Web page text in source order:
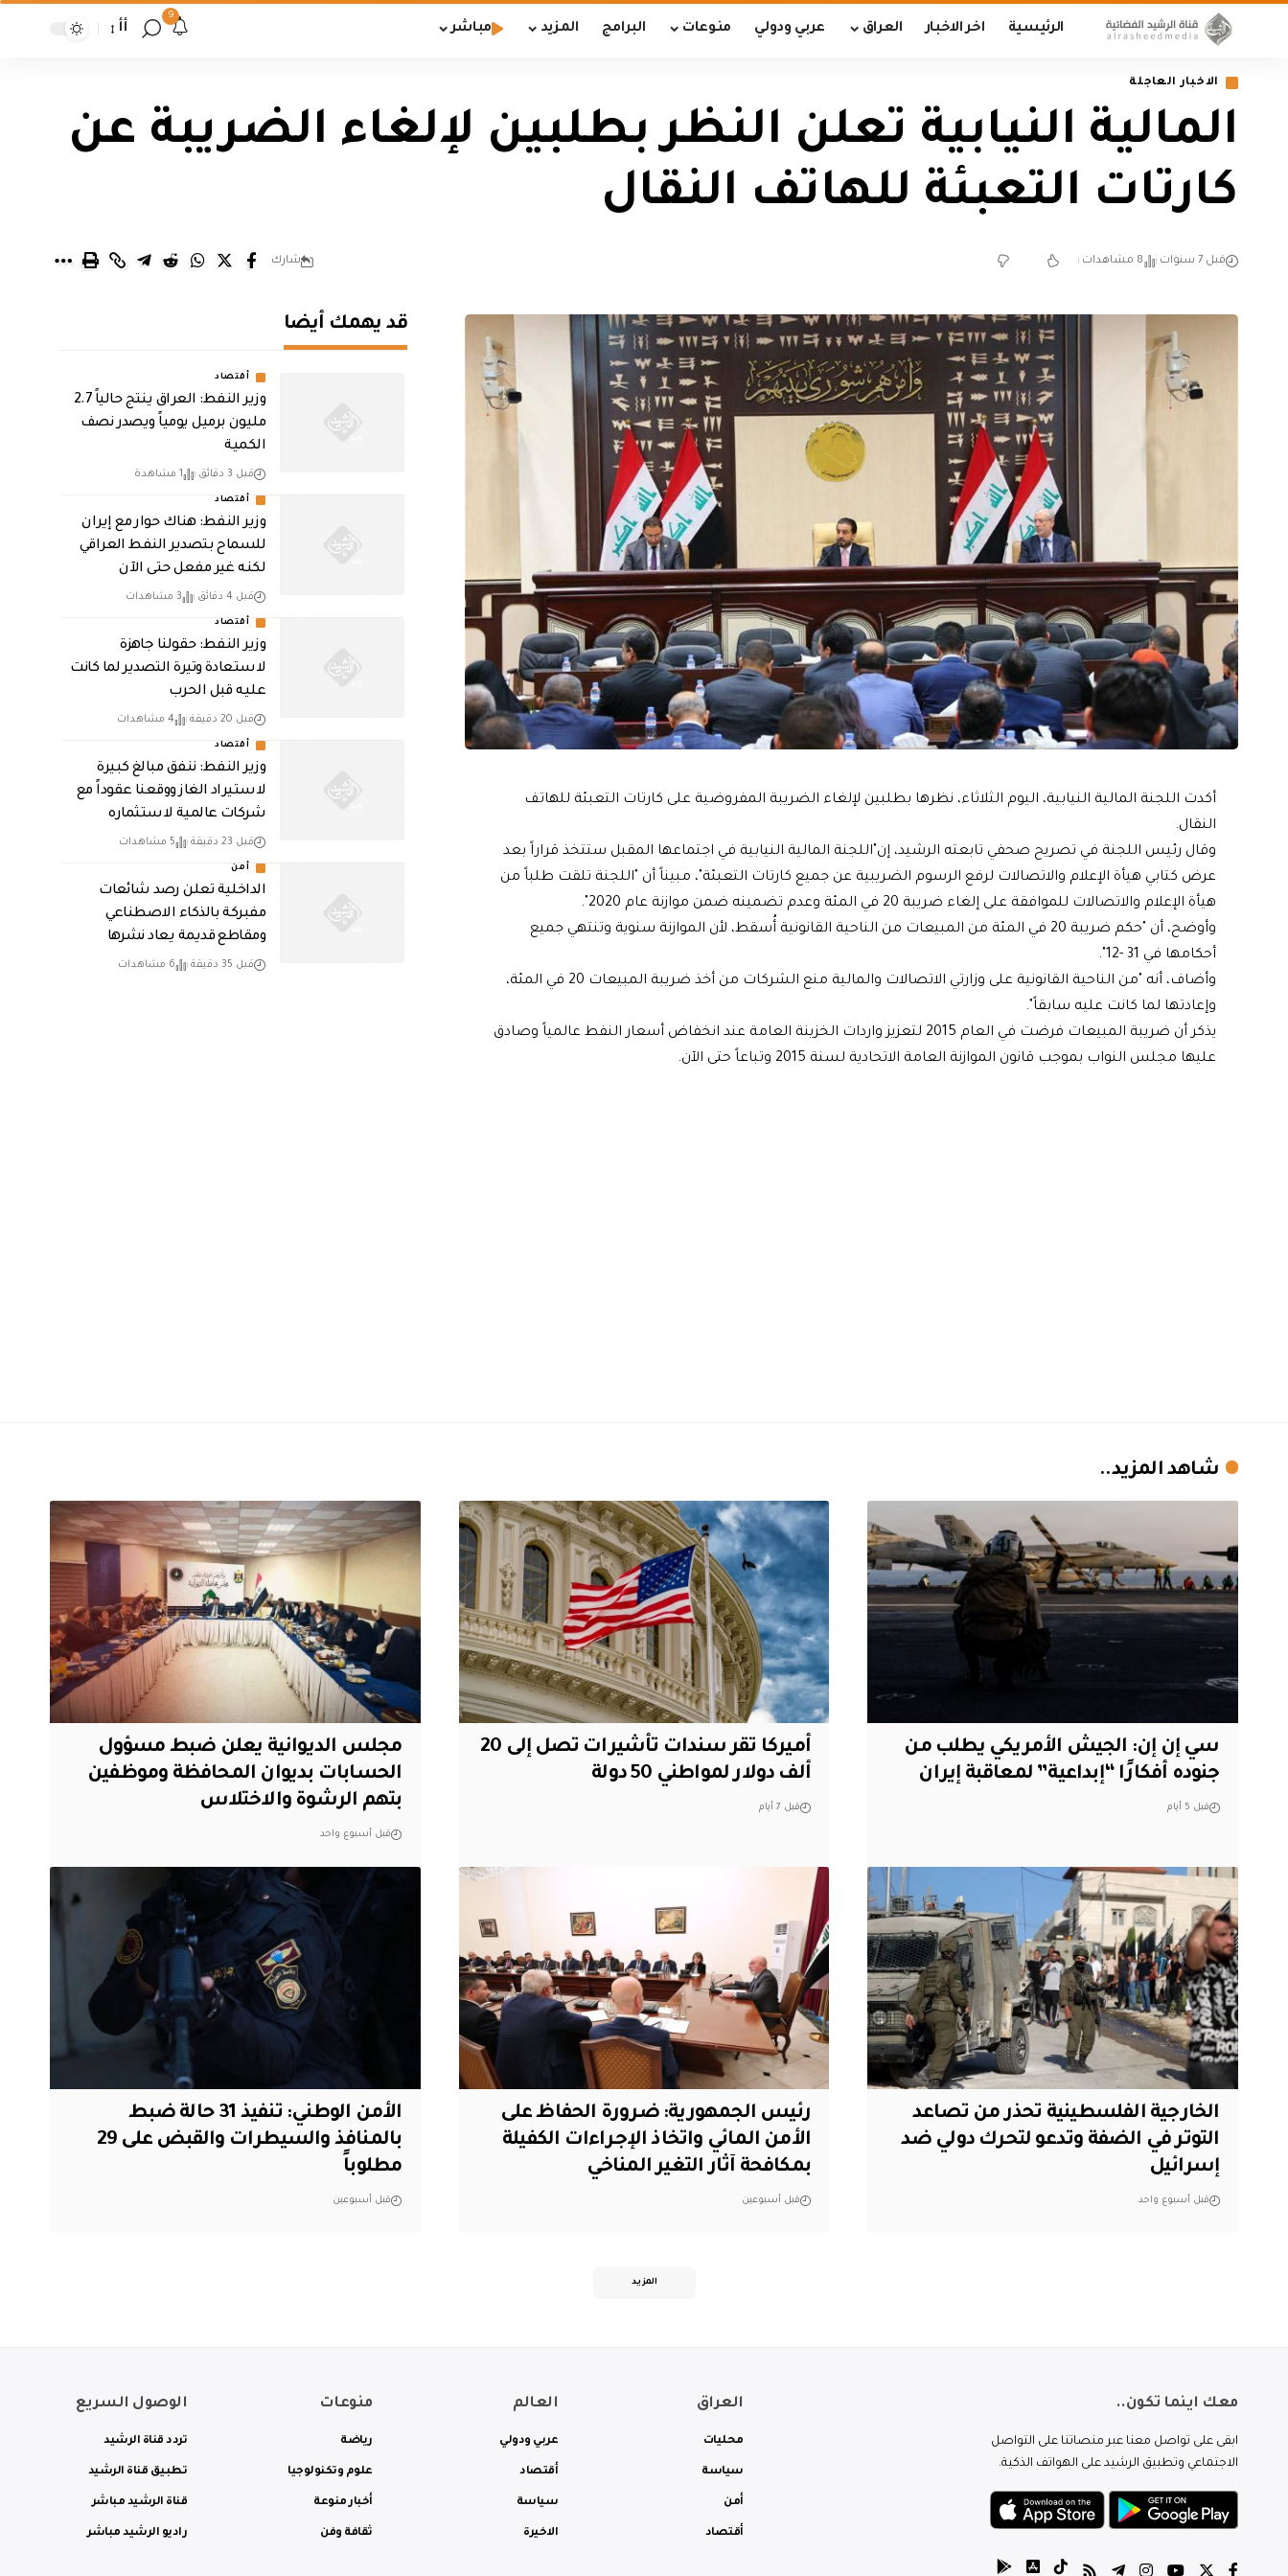
الرئيسية اخر الاخبار العراق عربي ودولي منوعات البرامج المزيد مباشر
9
أأ
الاخبار العاجلة
المالية النيابية تعلن النظر بطلبين لإلغاء الضريبة عن
كارتات التعبئة للهاتف النقال
قبل 7 سنوات 8 مشاهدات شارك
أكدت اللجنة المالية النيابية، اليوم الثلاثاء، نظرها بطلبين لإلغاء الضريبة المفروضية على كارتات التعبئة للهاتف
النقال.
وقال رئيس اللجنة في تصريح صحفي تابعته الرشيد، إن"اللجنة المالية النيابية في اجتماعها المقبل ستتخذ قراراً بعد
عرض كتابي هيأة الإعلام والاتصالات لرفع الرسوم الضريبية عن جميع كارتات التعبئة"، مبيناً أن "اللجنة تلقت طلباً من
هيأة الإعلام والاتصالات للموافقة على إلغاء ضريبة 20 في المئة وعدم تضمينه ضمن موازنة عام 2020".
وأوضح، أن "حكم ضريبة 20 في المئة من المبيعات من الناحية القانونية أُسقط، لأن الموازنة سنوية وتنتهي جميع
أحكامها في 31 -12".
وأضاف، أنه "من الناحية القانونية على وزارتي الاتصالات والمالية منع الشركات من أخذ ضريبة المبيعات 20 في المئة،
وإعادتها لما كانت عليه سابقاً".
يذكر أن ضريبة المبيعات فرضت في العام 2015 لتعزيز واردات الخزينة العامة عند انخفاض أسعار النفط عالمياً وصادق
عليها مجلس النواب بموجب قانون الموازنة العامة الاتحادية لسنة 2015 وتباعاً حتى الآن.
قد يهمك أيضا
أقتصاد
وزير النفط: العراق ينتج حالياً 2.7
مليون برميل يومياً ويصدر نصف
الكمية
قبل 3 دقائق 1 مشاهدة
أقتصاد
وزير النفط: هناك حوار مع إيران
للسماح بتصدير النفط العراقي
لكنه غير مفعل حتى الآن
قبل 4 دقائق 3 مشاهدات
أقتصاد
وزير النفط: حقولنا جاهزة
لاستعادة وتيرة التصدير لما كانت
عليه قبل الحرب
قبل 20 دقيقة 4 مشاهدات
أقتصاد
وزير النفط: ننفق مبالغ كبيرة
لاستيراد الغاز ووقعنا عقوداً مع
شركات عالمية لاستثماره
قبل 23 دقيقة 5 مشاهدات
أمن
الداخلية تعلن رصد شائعات
مفبركة بالذكاء الاصطناعي
ومقاطع قديمة يعاد نشرها
قبل 35 دقيقة 6 مشاهدات
شاهد المزيد..
سي إن إن: الجيش الأمريكي يطلب من
جنوده أفكارًا “إبداعية” لمعاقبة إيران
قبل 5 أيام
أميركا تقر سندات تأشيرات تصل إلى 20
ألف دولار لمواطني 50 دولة
قبل 7 أيام
مجلس الديوانية يعلن ضبط مسؤول
الحسابات بديوان المحافظة وموظفين
بتهم الرشوة والاختلاس
قبل أسبوع واحد
الخارجية الفلسطينية تحذر من تصاعد
التوتر في الضفة وتدعو لتحرك دولي ضد
إسرائيل
قبل أسبوع واحد
رئيس الجمهورية: ضرورة الحفاظ على
الأمن المائي واتخاذ الإجراءات الكفيلة
بمكافحة آثار التغير المناخي
قبل أسبوعين
الأمن الوطني: تنفيذ 31 حالة ضبط
بالمنافذ والسيطرات والقبض على 29
مطلوباً
قبل أسبوعين
المزيد
معك اينما تكون..
ابقى على تواصل معنا عبر منصاتنا على التواصل
الاجتماعي وتطبيق الرشيد على الهواتف الذكية.
العراق
محليات
سياسة
أمن
أقتصاد
العالم
عربي ودولي
أقتصاد
سياسة
الاخيرة
منوعات
رياضة
علوم وتكنولوجيا
أخبار منوعة
ثقافة وفن
الوصول السريع
تردد قناة الرشيد
تطبيق قناة الرشيد
قناة الرشيد مباشر
راديو الرشيد مباشر